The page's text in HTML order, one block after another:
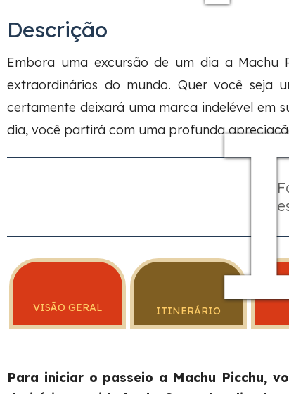
Descrição
Embora uma excursão de um dia a Machu
extraordinários do mundo. Quer você seja
certamente deixará uma marca indelével em
dia, você partirá com uma profunda
VISÃO GERAL ITINERÁRIO
Para iniciar o passeio a Machu Picchu,